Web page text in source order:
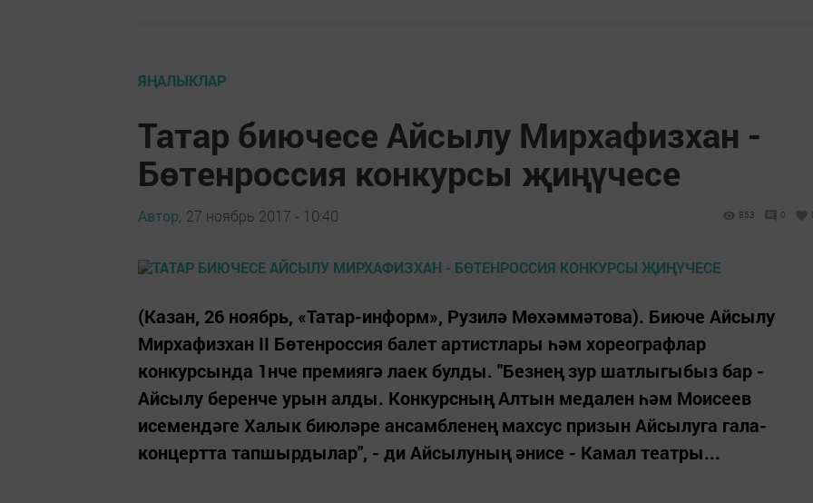
ЯҢАЛЫКЛАР
Татар биючесе Айсылу Мирхафизхан -
Бөтенроссия конкурсы җиңүчесе
Автор, 27 ноябрь 2017 - 10:40 853 0
(Казан, 26 ноябрь, «Татар-информ», Рузилә Мөхәммәтова). Биюче Айсылу
Мирхафизхан II Бөтенроссия балет артистлары һәм хореографлар
конкурсында 1нче премиягә лаек булды. "Безнең зур шатлыгыбыз бар -
Айсылу беренче урын алды. Конкурсның Алтын медален һәм Моисеев
исемендәге Халык биюләре ансамбленең махсус призын Айсылуга гала-
концертта тапшырдылар", - ди Айсылуның әнисе - Камал театры...